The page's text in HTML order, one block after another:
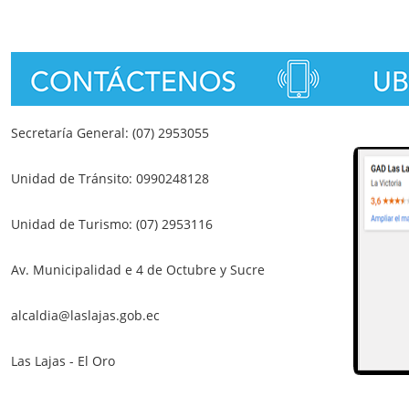
Secretaría General: (07) 2953055
Unidad de Tránsito: 0990248128
Unidad de Turismo: (07) 2953116
Av. Municipalidad e 4 de Octubre y Sucre
alcaldia@laslajas.gob.ec
Las Lajas - El Oro